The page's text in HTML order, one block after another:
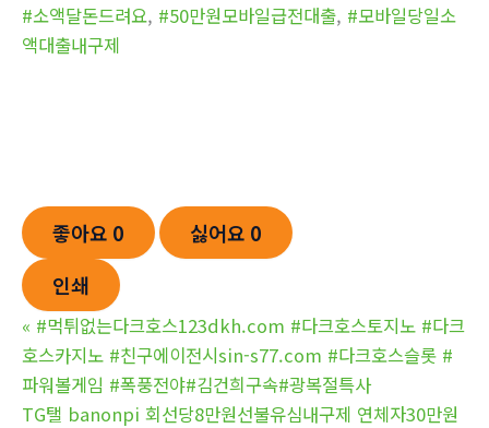
#소액달돈드려요, #50만원모바일급전대출, #모바일당일소
액대출내구제
좋아요 0 싫어요 0
인쇄
« #먹튀없는다크호스123dkh.com #다크호스토지노 #다크
호스카지노 #친구에이전시sin-s77.com #다크호스슬롯 #
파워볼게임 #폭풍전야#김건희구속#광복절특사
TG탤 banonpi 회선당8만원선불유심내구제 연체자30만원